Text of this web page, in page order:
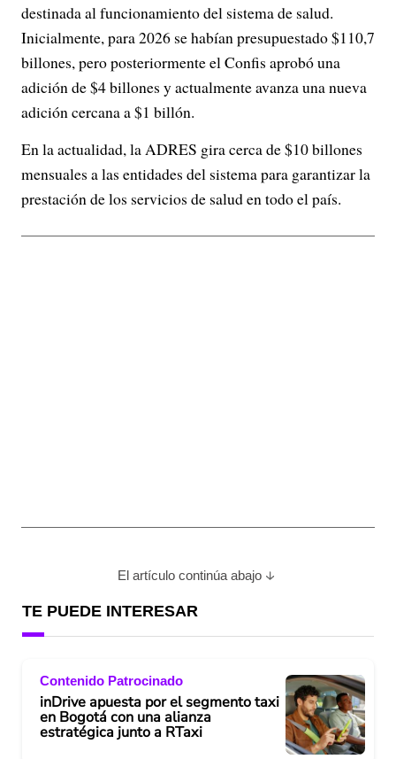
destinada al funcionamiento del sistema de salud.
Inicialmente, para 2026 se habían presupuestado $110,7
billones, pero posteriormente el Confis aprobó una
adición de $4 billones y actualmente avanza una nueva
adición cercana a $1 billón.
En la actualidad, la ADRES gira cerca de $10 billones
mensuales a las entidades del sistema para garantizar la
prestación de los servicios de salud en todo el país.
El artículo continúa abajo
TE PUEDE INTERESAR
Contenido Patrocinado
inDrive apuesta por el segmento taxi
en Bogotá con una alianza
estratégica junto a RTaxi